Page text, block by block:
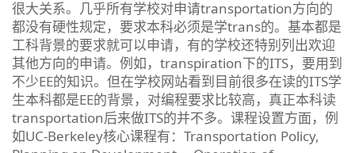
很大关系。几乎所有学校对申请transportation方向的
都没有硬性规定，要求本科必须是学trans的。基本都是
工科背景的要求就可以申请，有的学校还特别列出欢迎
其他方向的申请。例如，transpiration下的ITS，要用到
不少EE的知识。但在学校网站看到目前很多在读的ITS学
生本科都是EE的背景，对编程要求比较高，真正本科读
transportation后来做ITS的并不多。课程设置方面，例
如UC-Berkeley核心课程有：Transportation Policy,